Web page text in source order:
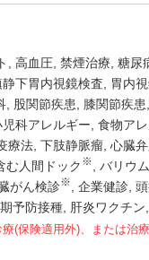
高血圧 禁煙治療 糖尿
静下胃内視鏡検査 胃内
股関節疾患 膝関節疾患
児科アレルギー 食物ア
療法 下肢静脈瘤 心臓
む人間ドック ※ バリウ
がん検診※ 企業健診
予防接種 肝炎ワクチン
(保険適用外)、または治